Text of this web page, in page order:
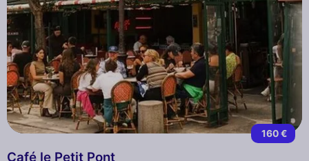
160 €
Café le Petit Pont